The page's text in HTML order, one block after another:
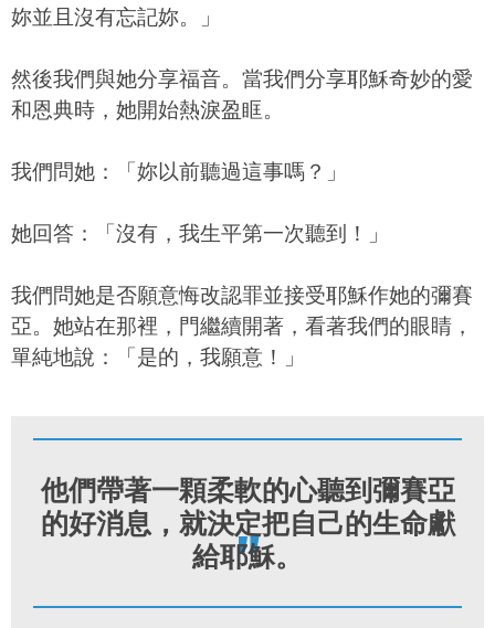
妳並且沒有忘記妳。」
​然後我們與她分享福音。當我們分享耶穌奇妙的愛
和恩典時，她開始熱淚盈眶。
​我們問她：「妳以前聽過這事嗎？」
她回答：「沒有，我生平第一次聽到！」
我們問她是否願意悔改認罪並接受耶穌作她的彌賽
亞。她站在那裡，門繼續開著，看著我們的眼睛，
單純地說：「是的，我願意！」
"
他們帶著一顆柔軟的心聽到彌賽亞
的好消息，就決定把自己的生命獻
給耶穌。